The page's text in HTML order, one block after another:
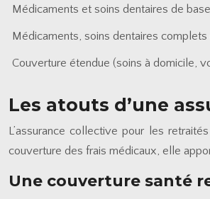
Médicaments et soins dentaires de base
Médicaments, soins dentaires
Couverture étendue (soins à domicile,
Les atouts d’une
L’assurance collective pour les
couverture des frais médicaux, elle
Une couverture santé